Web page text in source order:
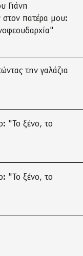
Γιάνη
πατέρα μου:
την γαλάζια
"Το ξένο, το
"Το ξένο, το